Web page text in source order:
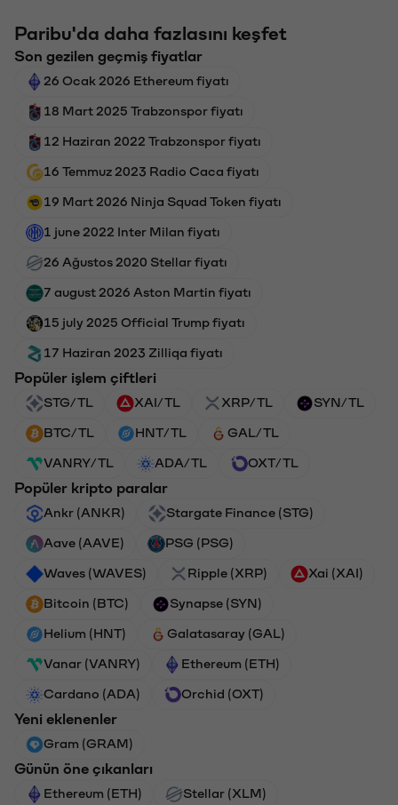
Paribu'da daha fazlasını keşfet
Son gezilen geçmiş fiyatlar
26 Ocak 2026 Ethereum fiyatı
18 Mart 2025 Trabzonspor fiyatı
12 Haziran 2022 Trabzonspor fiyatı
16 Temmuz 2023 Radio Caca fiyatı
19 Mart 2026 Ninja Squad Token fiyatı
1 june 2022 Inter Milan fiyatı
26 Ağustos 2020 Stellar fiyatı
7 august 2026 Aston Martin fiyatı
15 july 2025 Official Trump fiyatı
17 Haziran 2023 Zilliqa fiyatı
Popüler işlem çiftleri
STG/TL XAI/TL XRP/TL SYN/TL
BTC/TL HNT/TL GAL/TL
VANRY/TL ADA/TL OXT/TL
Popüler kripto paralar
Ankr (ANKR) Stargate Finance (STG)
Aave (AAVE) PSG (PSG)
Waves (WAVES) Ripple (XRP) Xai (XAI)
Bitcoin (BTC) Synapse (SYN)
Helium (HNT) Galatasaray (GAL)
Vanar (VANRY) Ethereum (ETH)
Cardano (ADA) Orchid (OXT)
Yeni eklenenler
Gram (GRAM)
Günün öne çıkanları
Ethereum (ETH) Stellar (XLM)